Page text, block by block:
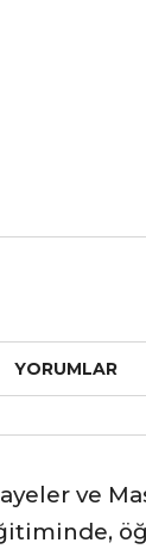
YORUMLAR
ve